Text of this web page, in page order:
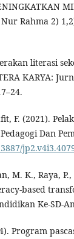
Rahma 2)
literasi
KARYA:
F. (2021).
Dan
M. K., Raya,
based
Ke-SD-
Program